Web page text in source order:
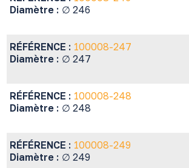
Diamètre : ∅ 246
RÉFÉRENCE : 100008-247
Diamètre : ∅ 247
RÉFÉRENCE : 100008-248
Diamètre : ∅ 248
RÉFÉRENCE : 100008-249
Diamètre : ∅ 249